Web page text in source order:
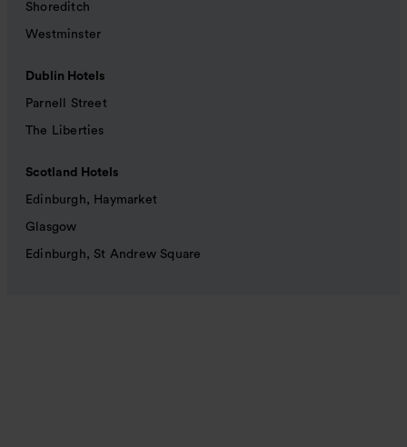
Shoreditch
Westminster
Dublin Hotels
Parnell Street
The Liberties
Scotland Hotels
Edinburgh, Haymarket
Glasgow
Edinburgh, St Andrew Square